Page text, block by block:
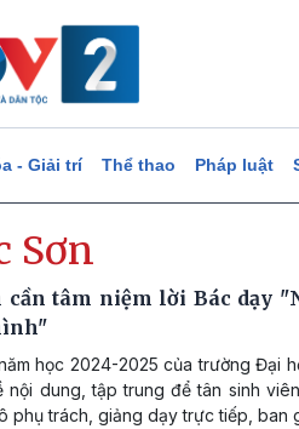
- Giải trí Thể thao Pháp luật
Sơn
cần tâm niệm lời Bác dạy
học 2024-2025 của trường Đại
nội dung, tập trung để tân sinh
phụ trách, giảng dạy trực tiếp, ban